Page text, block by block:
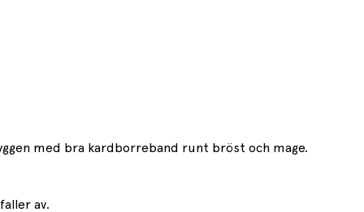
med bra kardborreband runt bröst och mage.
av.